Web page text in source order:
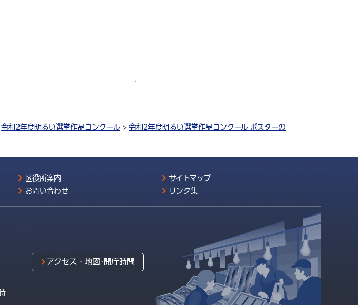
令和2年度明るい選挙作品コンクール > 令和2年度明るい選挙作品コンクール ポスターの
区役所案内
サイトマップ
お問い合わせ リンク集
アクセス・地図･開庁時間